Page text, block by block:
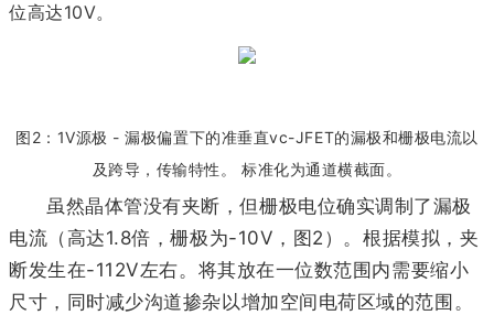
位高达10V。
图2：1V源极 - 漏极偏置下的准垂直vc-JFET的漏极和栅极电流以
及跨导，传输特性。 标准化为通道横截面。
虽然晶体管没有夹断，但栅极电位确实调制了漏极
电流（高达1.8倍，栅极为-10V，图2）。根据模拟，夹
断发生在-112V左右。将其放在一位数范围内需要缩小
尺寸，同时减少沟道掺杂以增加空间电荷区域的范围。